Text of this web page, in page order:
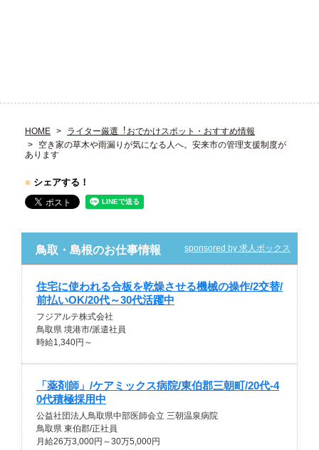
HOME
ライター厳選︕おでかけスポット・おすすめ情報
空き家の草木や雨漏りが気になる人へ。安来市の管理支援制度が
あります
■ シェアする！
鳥取・島根のお仕事情報 sponsored by 求人ボックス
住宅に使われる合板を乾燥させる機械の操作/2交替/
前払いOK/20代～30代活躍中
フジアルテ株式会社
鳥取県 境港市/派遣社員
時給1,340円～
「薬剤師」/ケアミックス病院/東伯郡三朝町/20代-4
0代積極採用中
公益社団法人鳥取県中部医師会立 三朝温泉病院
鳥取県 東伯郡/正社員
月給26万3,000円～30万5,000円